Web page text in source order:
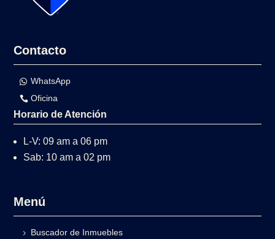
Contacto
WhatsApp
Oficina
Horario de Atención
L-V: 09 am a 06 pm
Sab: 10 am a 02 pm
Menú
Buscador de Inmuebles